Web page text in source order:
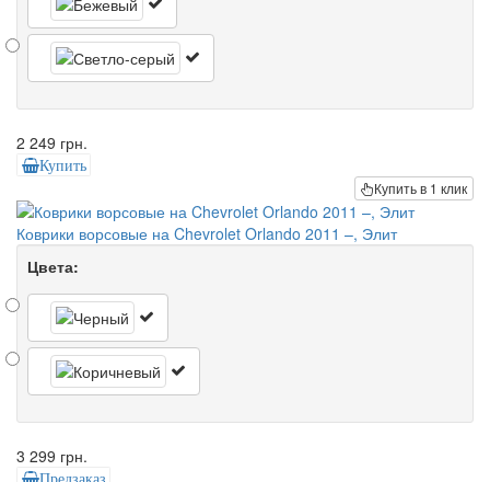
2 249 грн.
Купить
Купить в 1 клик
Коврики ворсовые на Chevrolet Orlando 2011 –, Элит
Цвета:
3 299 грн.
Предзаказ